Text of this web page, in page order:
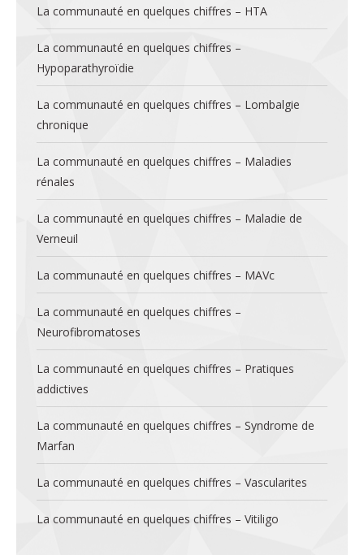
La communauté en quelques chiffres – HTA
La communauté en quelques chiffres –
Hypoparathyroïdie
La communauté en quelques chiffres – Lombalgie
chronique
La communauté en quelques chiffres – Maladies
rénales
La communauté en quelques chiffres – Maladie de
Verneuil
La communauté en quelques chiffres – MAVc
La communauté en quelques chiffres –
Neurofibromatoses
La communauté en quelques chiffres – Pratiques
addictives
La communauté en quelques chiffres – Syndrome de
Marfan
La communauté en quelques chiffres – Vascularites
La communauté en quelques chiffres – Vitiligo